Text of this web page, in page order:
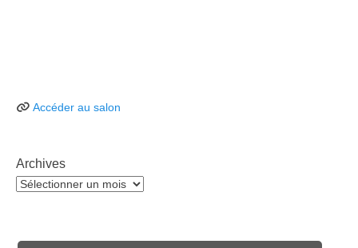
Accéder au salon
Archives
Archives